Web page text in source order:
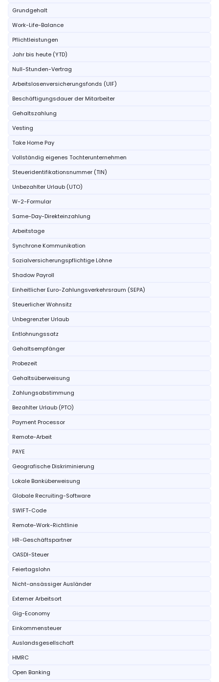
Grundgehalt
Work-Life-Balance
Pflichtleistungen
Jahr bis heute (YTD)
Null-Stunden-Vertrag
Arbeitslosenversicherungsfonds (UIF)
Beschäftigungsdauer der Mitarbeiter
Gehaltszahlung
Vesting
Take Home Pay
Vollständig eigenes Tochterunternehmen
Steueridentifikationsnummer (TIN)
Unbezahlter Urlaub (UTO)
W-2-Formular
Same-Day-Direkteinzahlung
Arbeitstage
Synchrone Kommunikation
Sozialversicherungspflichtige Löhne
Shadow Payroll
Einheitlicher Euro-Zahlungsverkehrsraum (SEPA)
Steuerlicher Wohnsitz
Unbegrenzter Urlaub
Entlohnungssatz
Gehaltsempfänger
Probezeit
Gehaltsüberweisung
Zahlungsabstimmung
Bezahlter Urlaub (PTO)
Payment Processor
Remote-Arbeit
PAYE
Geografische Diskriminierung
Lokale Banküberweisung
Globale Recruiting-Software
SWIFT-Code
Remote-Work-Richtlinie
HR-Geschäftspartner
OASDI-Steuer
Feiertagslohn
Nicht-ansässiger Ausländer
Externer Arbeitsort
Gig-Economy
Einkommensteuer
Auslandsgesellschaft
HMRC
Open Banking